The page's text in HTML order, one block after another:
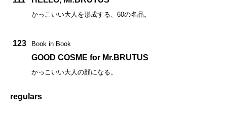
かっこいい大人を形成する、60の名品。
123 Book in Book
GOOD COSME for Mr.BRUTUS
かっこいい大人の顔になる。
regulars